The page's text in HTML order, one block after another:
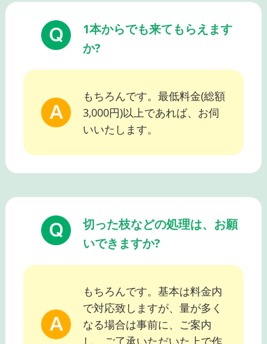
1本からでも来てもらえます
か?
もちろんです。最低料金(総額
3,000円)以上であれば、お伺
いいたします。
切った枝などの処理は、お願
いできますか?
もちろんです。基本は料金内
で対応致しますが、量が多く
なる場合は事前に、ご案内
し、ご了承いただいた上で作